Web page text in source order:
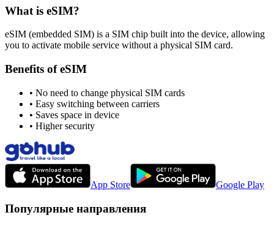
What is eSIM?
eSIM (embedded SIM) is a SIM chip built into the device, allowing
you to activate mobile service without a physical SIM card.
Benefits of eSIM
• No need to change physical SIM cards
• Easy switching between carriers
• Saves space in device
• Higher security
App Store Google Play
Популярные направления